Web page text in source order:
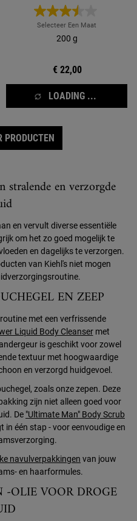
Selecteer Een Maat
200 g
€ 22,00
LOADING ...
PRODUCTEN
stralende en verzorgde
en vervult diverse essentiële
om het zo goed mogelijk te
en dagelijks te verzorgen.
van Kiehl's niet mogen
EN ZEEP
met een verfrissende
Liquid Body Cleansermet
is geschikt voor zowel
textuur met hoogwaardige
en verzorgd huidgevoel.
zoals onze zepen. Deze
zijn niet alleen goed voor
De "Ultimate Man" Body Scrub
in één stap - voor eenvoudige en
navulverpakkingen van jouw
en haarformules.
-OLIE VOOR DROGE